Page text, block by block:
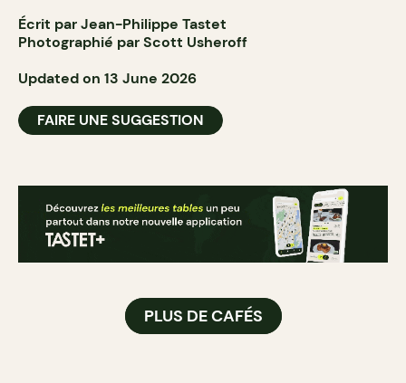
Écrit par Jean-Philippe Tastet
Photographié par Scott Usheroff
Updated on 13 June 2026
FAIRE UNE SUGGESTION
PLUS DE CAFÉS